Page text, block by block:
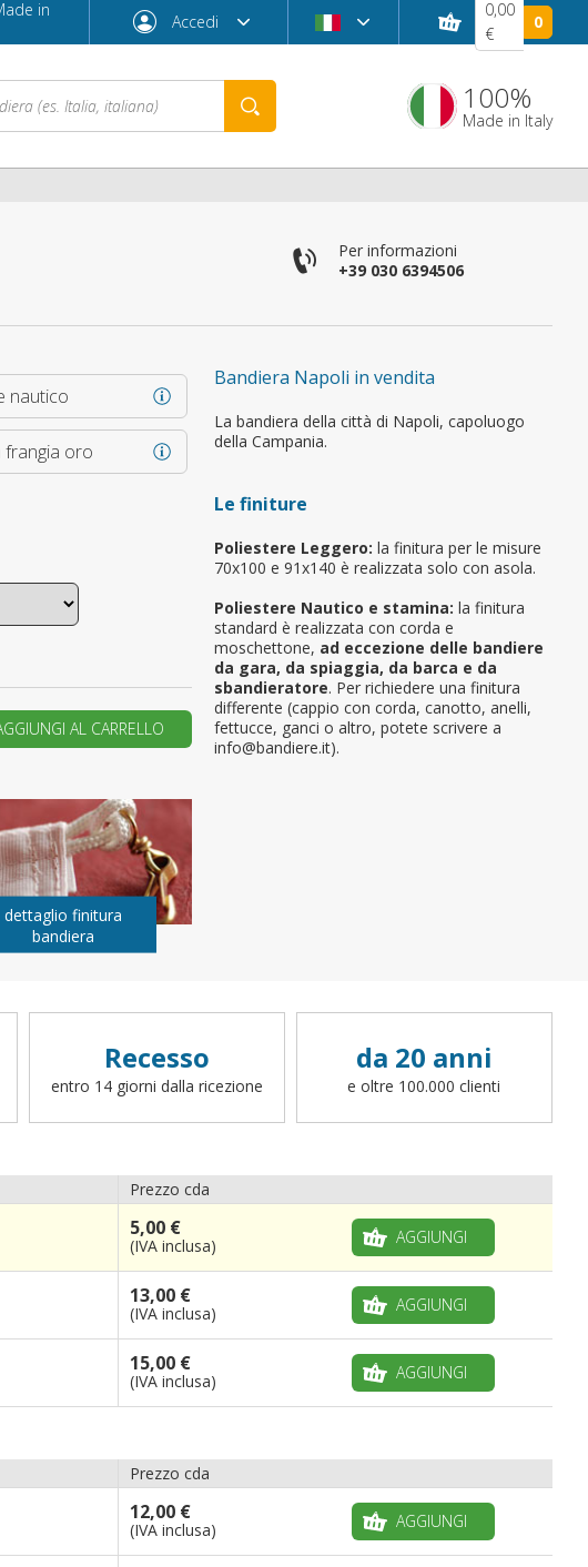
in
Accedi
Accedi
tuo primo ordine?
CREA UN NUOVO ACCOUNT
0,00
€
0
100%
Made in Italy
Per informazioni
+39 030 6394506
Bandiera Napoli in vendita
La bandiera della città di Napoli, capoluogo
della Campania.
Le finiture
Poliestere Leggero: la finitura per le misure
70x100 e 91x140 è realizzata solo con asola.
Poliestere Nautico e stamina: la finitura
standard è realizzata con corda e
moschettone, ad eccezione delle bandiere
da gara, da spiaggia, da barca e da
sbandieratore. Per richiedere una finitura
differente (cappio con corda, canotto, anelli,
fettucce, ganci o altro, potete scrivere a
info@bandiere.it).
nautico
frangia oro
AL CARRELLO
dettaglio finitura
bandiera
Recesso
entro 14 giorni dalla ricezione
da 20 anni
e oltre 100.000 clienti
Prezzo cda
5,00 €
(IVA inclusa) AGGIUNGI
13,00 €
(IVA inclusa) AGGIUNGI
15,00 €
(IVA inclusa) AGGIUNGI
Prezzo cda
12,00 €
(IVA inclusa) AGGIUNGI